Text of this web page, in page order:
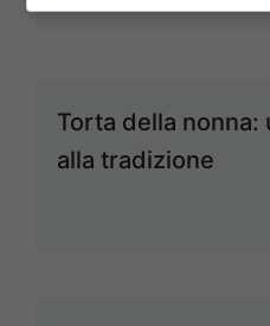
Torta della
alla tradizione